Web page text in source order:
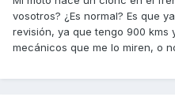
vosotros? ¿Es normal? Es que
revisión, ya que tengo 900 kms
mecánicos que me lo miren, o